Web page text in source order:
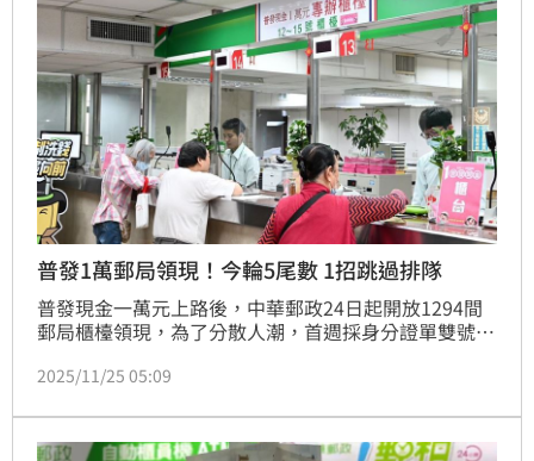
普發1萬郵局領現！今輪5尾數 1招跳過排隊
普發現金一萬元上路後，中華郵政24日起開放1294間
郵局櫃檯領現，為了分散人潮，首週採身分證單雙號分
放持續至明年4月30日止。民眾也可以在郵局APP線上
一次看懂。
2025/11/25 05:09